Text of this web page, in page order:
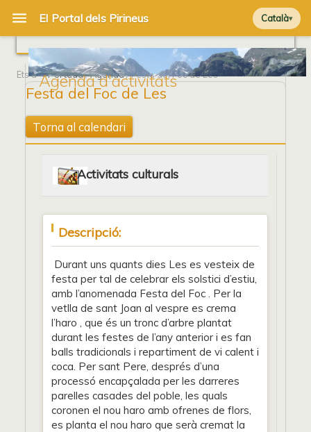
Català
Agenda d'activitats
Ets a Portada/Agenda/ Festa del Foc de Les
Festa del Foc de Les
Torna al calendari
Activitats culturals
Descripció:
Durant uns quants dies Les es vesteix de
festa per tal de celebrar els solstici d’estiu,
amb l’anomenada Festa del Foc . Per la
vetlla de sant Joan al vespre es crema
l’haro , que és un tronc d’arbre plantat
durant les festes de l’any anterior i es fan
balls tradicionals i repartiment de vi calent i
coca. Per sant Pere, després d’una
processó encapçalada per les darreres
parelles casades del poble, les quals
coronen el nou haro amb ofrenes de flors,
es planta el nou haro que serà cremat la